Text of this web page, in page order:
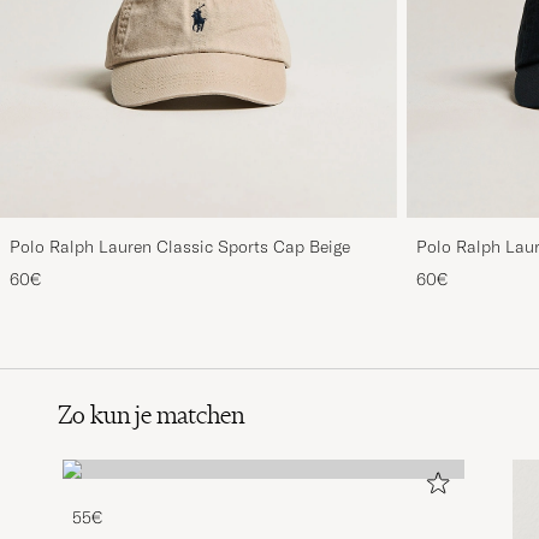
Polo Ralph Lauren Classic Sports Cap Beige
60€
Polo Ralph
60€
Zo kun je matchen
55€